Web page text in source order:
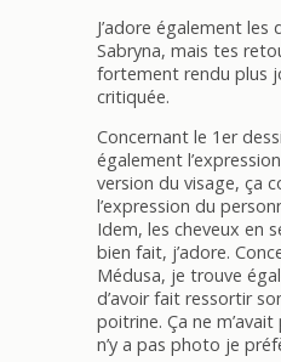
J’adore également les
Sabryna, mais tes
fortement rendu plus
critiquée.
Concernant le 1er
également
version du visage, ça
l’expression du
Idem, les cheveux en
bien fait, j’adore.
Médusa, je trouve
d’avoir fait ressortir
poitrine. Ça ne
n’y a pas photo je